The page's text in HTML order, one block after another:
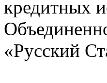
кредитных
«Русский